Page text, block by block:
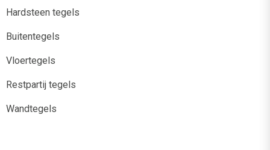
Hardsteen tegels
Buitentegels
Vloertegels
Restpartij tegels
Wandtegels